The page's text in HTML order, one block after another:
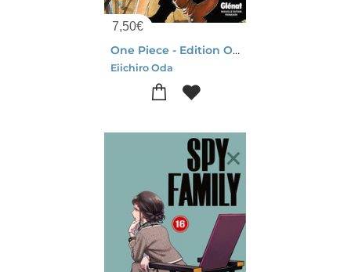
7,50€
One Piece - Edition Originale Tome 1 : Romance Dawn, A L'aube D'une Grande Aventure
Eiichiro Oda